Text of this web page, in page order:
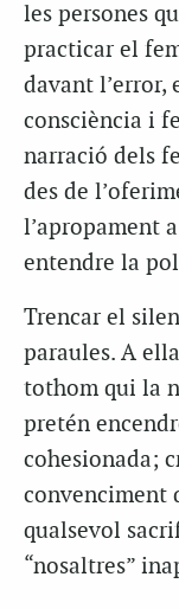
les persones
practicar el
davant l’error,
consciència i
narració dels
des de
l’apropament
entendre la
Trencar el
paraules. A
tothom qui la
pretén
cohesionada;
convenciment
qualsevol
“nosaltres”